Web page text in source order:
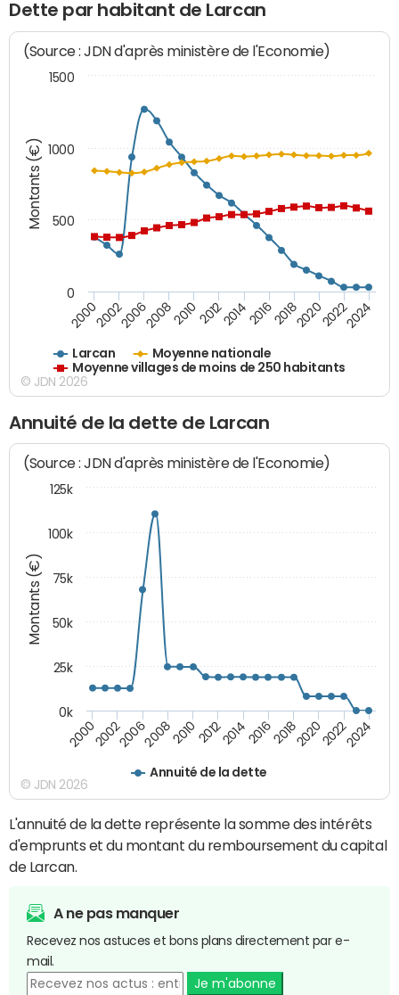
Dette par habitant de Larcan
Montants (€)
(Source : JDN d'après ministère de l'Economie)
Larcan
Moyenne nationale
Moyenne villages de moins de 250 habitants
200020022006200820102012201420162018202020222024
0
500
1000
1500
© JDN 2026
Annuité de la dette de Larcan
Montants (€)
(Source : JDN d'après ministère de l'Economie)
Annuité de la dette
200020022006200820102012201420162018202020222024
0k
25k
50k
75k
100k
125k
© JDN 2026
L'annuité de la dette représente la somme des intérêts
d'emprunts et du montant du remboursement du capital
de Larcan.
A ne pas manquer
Recevez nos astuces et bons plans directement par e-
mail.
Je m'abonne